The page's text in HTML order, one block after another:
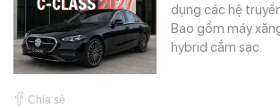
dụng các hệ
Bao gồm máy
hybrid cắm sạc.
Chia sẻ